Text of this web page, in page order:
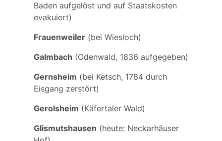
Baden aufgelöst und auf Staatskosten
evakuiert)
Frauenweiler(bei Wiesloch)
Galmbach (Odenwald, 1836 aufgegeben)
Gernsheim (bei Ketsch, 1784 durch
Eisgang zerstört)
Gerolsheim (Käfertaler Wald)
Glismutshausen (heute: Neckarhäuser